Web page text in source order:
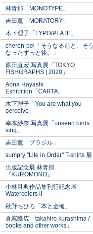
林青那「MONOTYPE」
吉田薫「MORATORY」
木下理子「TYPO/PLATE」
cheren-bel「そうなる前と、そう
なったずっと後。」
原田直宏 写真展「TOKYO
FISHGRAPHS | 2020」
Aona Hayashi
Exhibition「CARTA」
木下理子「You are what you
perceive」
幸本紗奈 写真展「unseen birds
sing」
吉田薫「ブラジル」
sumpry "Life in Order" T-shirts 展
出版記念展 林青那
『KUROMONO』
小林且典作品集刊行記念展
Watercolors II
秋野ちひろ「本と金槌」
倉嶌隆広「takahiro kurashima /
books and other works」